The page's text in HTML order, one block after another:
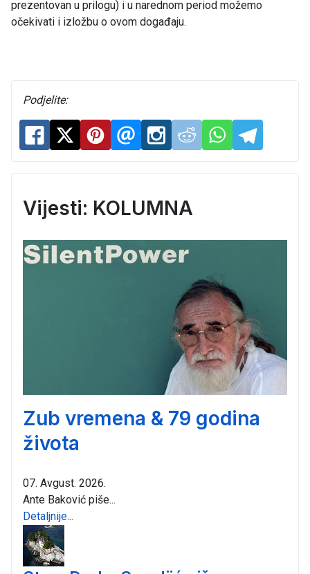
prezentovan u prilogu) i u narednom period možemo
očekivati i izložbu o ovom događaju.
Podjelite:
Vijesti: KOLUMNA
Zub vremena & 79 godina
života
07. Avgust. 2026.
Ante Baković piše...
Detaljnije...